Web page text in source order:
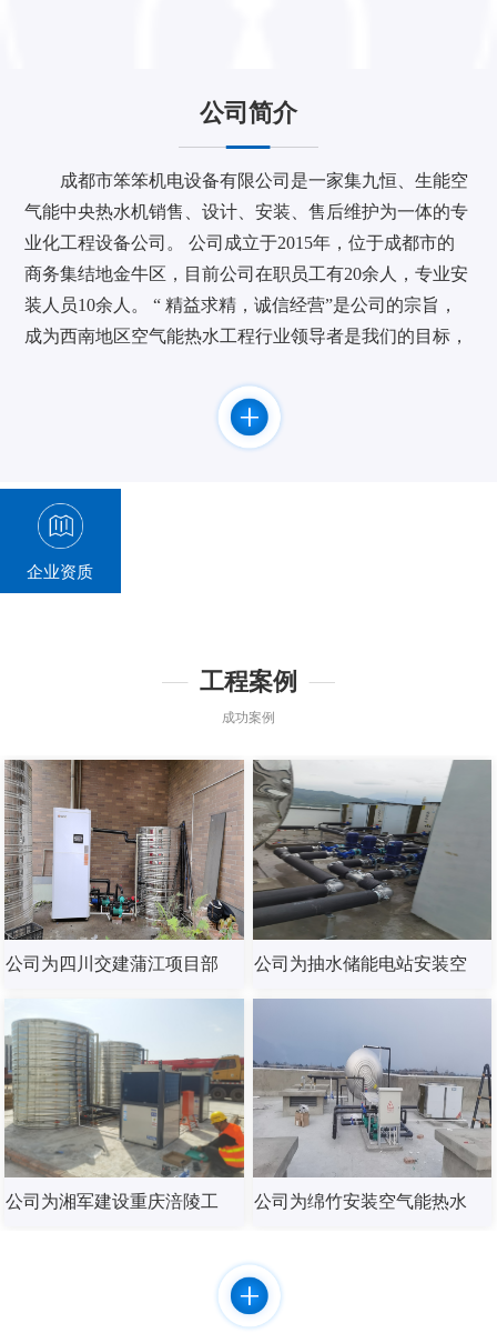
公司简介
成都市笨笨机电设备有限公司是一家集九恒、生能空
气能中央热水机销售、设计、安装、售后维护为一体的专
业化工程设备公司。 公司成立于2015年，位于成都市的
商务集结地金牛区，目前公司在职员工有20余人，专业安
装人员10余人。 “ 精益求精，诚信经营”是公司的宗旨，
成为西南地区空气能热水工程行业领导者是我们的目标，
为您提供节能、舒适、安全的产品和服务。 公司与广东
九恒等知名品牌厂家建立了长期，密切的合作关系。并取
企业资质
工程案例
成功案例
公司为四川交建蒲江项目部 公司为抽水储能电站安装空
公司为湘军建设重庆涪陵工 公司为绵竹安装空气能热水